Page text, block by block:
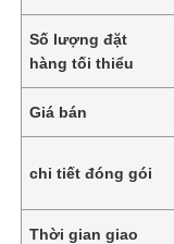
Số lượng đặt
hàng tối thiểu
Giá bán
chi tiết đóng gói
Thời gian giao